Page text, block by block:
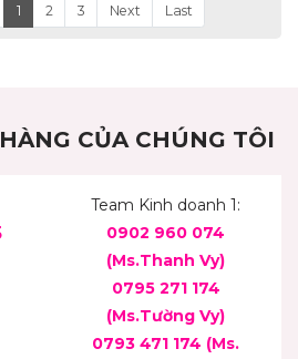
1 2 3 Next Last
CỦA CHÚNG TÔI
Team Kinh doanh 1:
0902 960 074
(Ms.Thanh Vy)
0795 271 174
(Ms.Tường Vy)
0793 471 174 (Ms.